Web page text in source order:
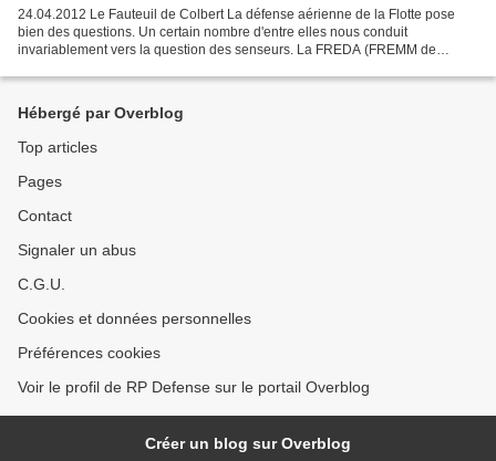
24.04.2012 Le Fauteuil de Colbert La défense aérienne de la Flotte pose
bien des questions. Un certain nombre d'entre elles nous conduit
invariablement vers la question des senseurs. La FREDA (FREMM de
Hébergé par Overblog
Top articles
Pages
Contact
Signaler un abus
C.G.U.
Cookies et données personnelles
Préférences cookies
Voir le profil de RP Defense sur le portail Overblog
Créer un blog sur Overblog